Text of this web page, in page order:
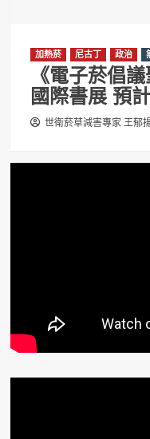
加熱菸 尼古丁 政治
《電子菸倡
國際書展 預
世衛菸草減害專家 王郁